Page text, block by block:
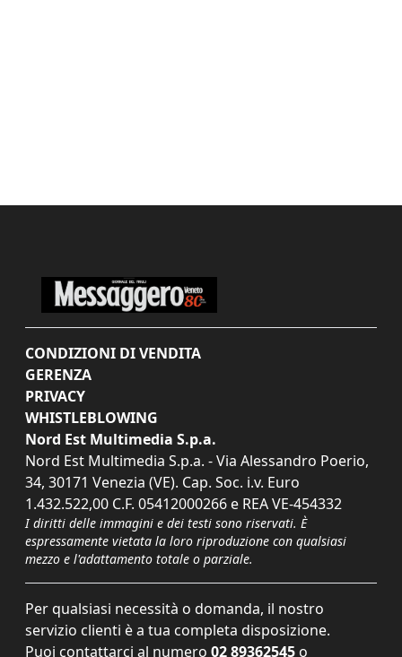
CONDIZIONI DI VENDITA
GERENZA
PRIVACY
WHISTLEBLOWING
Nord Est Multimedia S.p.a.
Nord Est Multimedia S.p.a. - Via Alessandro Poerio,
34, 30171 Venezia (VE). Cap. Soc. i.v. Euro
1.432.522,00 C.F. 05412000266 e REA VE-454332
I diritti delle immagini e dei testi sono riservati. È
espressamente vietata la loro riproduzione con qualsiasi
mezzo e l'adattamento totale o parziale.
Per qualsiasi necessità o domanda, il nostro
servizio clienti è a tua completa disposizione.
Puoi contattarci al numero 02 89362545 o